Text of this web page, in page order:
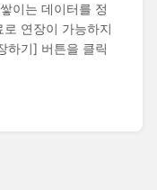
이는 데이터를 정
연장이 가능하지
하기] 버튼을 클릭